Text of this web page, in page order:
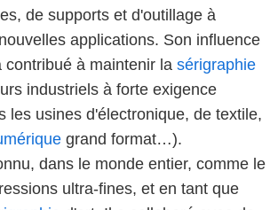
de supports et d'outillage à
applications. Son influence
contribué à maintenir la sérigraphie
industriels à forte exigence
les usines d'électronique, de textile,
grand format…).
dans le monde entier, comme le
ultra-fines, et en tant que